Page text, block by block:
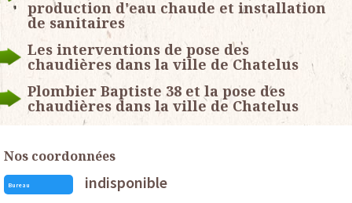
production d'eau chaude et installation
de sanitaires
Les interventions de pose des
chaudières dans la ville de Chatelus
Plombier Baptiste 38 et la pose des
chaudières dans la ville de Chatelus
Nos coordonnées
Bureau indisponible